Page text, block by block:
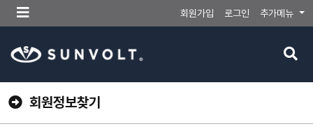
메
뉴
튼
회원가입 로그인 추가메뉴
검
버
회원정보찾기